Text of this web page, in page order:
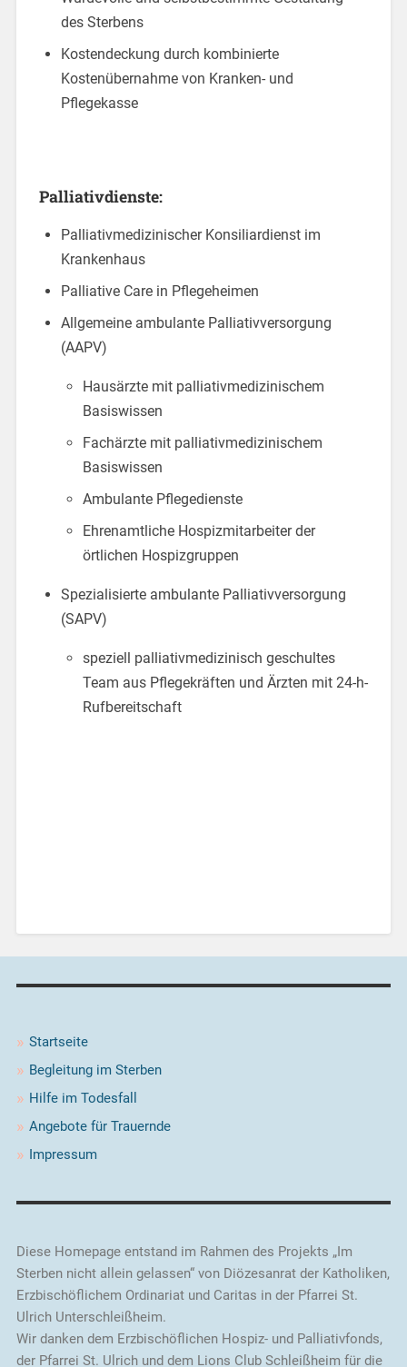
des Sterbens
Kostendeckung durch kombinierte
Kostenübernahme von Kranken- und
Pflegekasse
Palliativdienste:
Palliativmedizinischer Konsiliardienst im
Krankenhaus
Palliative Care in Pflegeheimen
Allgemeine ambulante Palliativversorgung
(AAPV)
Hausärzte mit palliativmedizinischem
Basiswissen
Fachärzte mit palliativmedizinischem
Basiswissen
Ambulante Pflegedienste
Ehrenamtliche Hospizmitarbeiter der
örtlichen Hospizgruppen
Spezialisierte ambulante Palliativversorgung
(SAPV)
speziell palliativmedizinisch geschultes
Team aus Pflegekräften und Ärzten mit 24-h-
Rufbereitschaft
Startseite
Begleitung im Sterben
Hilfe im Todesfall
Angebote für Trauernde
Impressum
Diese Homepage entstand im Rahmen des Projekts „Im
Sterben nicht allein gelassen“ von Diözesanrat der Katholiken,
Erzbischöflichem Ordinariat und Caritas in der Pfarrei St.
Ulrich Unterschleißheim.
Wir danken dem Erzbischöflichen Hospiz- und Palliativfonds,
der Pfarrei St. Ulrich und dem Lions Club Schleißheim für die